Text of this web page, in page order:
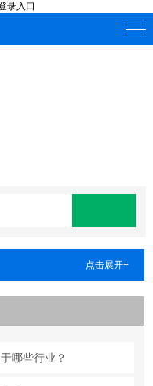
点击展开+
哪些行业？